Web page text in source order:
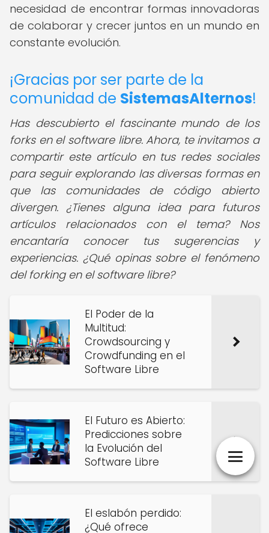
necesidad de encontrar formas innovadoras
de colaborar y crecer juntos en un mundo en
constante evolución.
¡Gracias por ser parte de la
comunidad de SistemasAlternos!
Has descubierto el fascinante mundo de los
forks en el software libre. Ahora, te invitamos a
compartir este artículo en tus redes sociales
para seguir explorando las diversas formas en
que las comunidades de código abierto
divergen. ¿Tienes alguna idea para futuros
artículos relacionados con el tema? Nos
encantaría conocer tus sugerencias y
experiencias. ¿Qué opinas sobre el fenómeno
del forking en el software libre?
El Poder de la
Multitud:
Crowdsourcing y
Crowdfunding en el
Software Libre
El Futuro es Abierto:
Predicciones sobre
la Evolución del
Software Libre
El eslabón perdido:
¿Qué ofrece